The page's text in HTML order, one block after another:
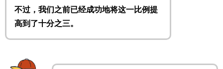
不过，我们之前已经成功地将这一比例提
高到了十分之三。